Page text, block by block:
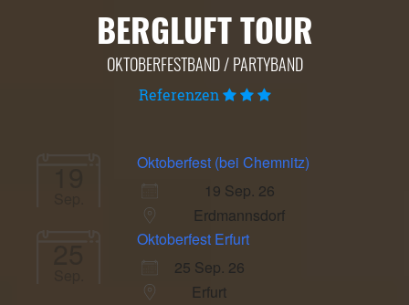
BERGLUFT TOUR
OKTOBERFESTBAND / PARTYBAND
Referenzen
19
Oktoberfest (bei Chemnitz)
19 Sep. 26
Erdmannsdorf
25
Oktoberfest Erfurt
25 Sep. 26
Erfurt